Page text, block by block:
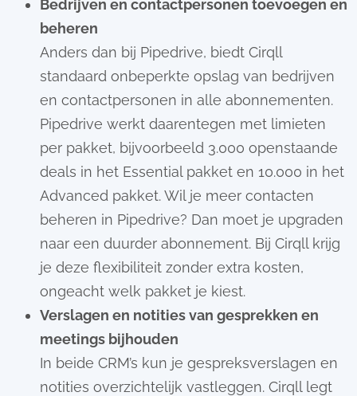
Bedrijven en contactpersonen toevoegen en
beheren
Anders dan bij Pipedrive, biedt Cirqll
standaard onbeperkte opslag van bedrijven
en contactpersonen in alle abonnementen.
Pipedrive werkt daarentegen met limieten
per pakket, bijvoorbeeld 3.000 openstaande
deals in het Essential pakket en 10.000 in het
Advanced pakket. Wil je meer contacten
beheren in Pipedrive? Dan moet je upgraden
naar een duurder abonnement. Bij Cirqll krijg
je deze flexibiliteit zonder extra kosten,
ongeacht welk pakket je kiest.
Verslagen en notities van gesprekken en
meetings bijhouden
In beide CRM’s kun je gespreksverslagen en
notities overzichtelijk vastleggen. Cirqll legt